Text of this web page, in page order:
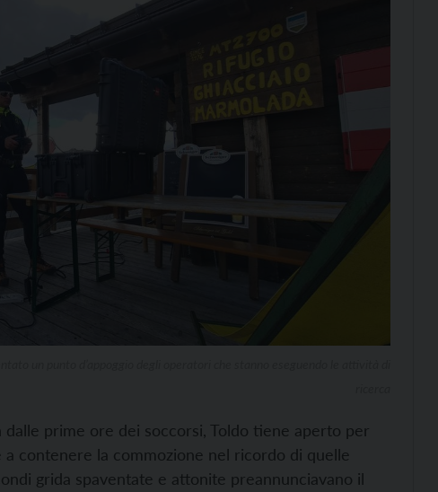
dalle prime ore dei soccorsi, Toldo tiene aperto per
contenere la commozione nel ricordo di quelle
grida spaventate e attonite preannunciavano il